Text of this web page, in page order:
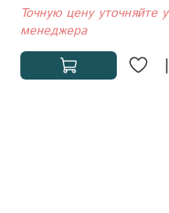
Точную цену уточняйте у
менеджера